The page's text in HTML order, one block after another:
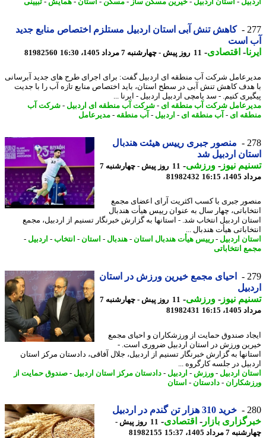
-استان اردبیل -خیرین مسکن ساز -مسکن-استان-همایش-تبیینی
کاهش تنش آبی استان اردبیل مستلزم اختصاص منابع جدید
است
-اقتصادی-11 روز پیش - چهارشنبه 7 مرداد 1405، 16:30 81982560
شرکت آب منطقه ای اردبیل گفت: برای اجرای طرح های جدید آبرسانی
کاهش تنش آبی در سطح استان، باید اختصاص منابع تازه آب را با جدیت
کنیم. - سد یامچی اردبیل اردبیل - ایرنا ...
شرکت آب منطقه ای- شرکت آب منطقه ای اردبیل -شرکت آب
ای- آب منطقه ای- اردبیل -آب منطقه-مدیرعامل
منصور جبری رییس هیئت هندبال
اردبیل شد
نیوز-ورزشی-
11 روز پیش - چهارشنبه 7
16:15
81982432
جبری با کسب اکثریت آرای اعضای مجمع
چهار سال به عنوان رییس هیأت هندبال
اردبیل انتخاب شد. - استانها به گزارش خبرنگار تسنیم از اردبیل، مجمع
هیأت هندبال ...
اردبیل -رییس هیأت هندبال استان-هندبال-استان-انتخاب-اردبیل -
انتخاباتی
احیای مجمع خیرین ورزش در استان
نیوز-ورزشی-
11 روز پیش - چهارشنبه 7
16:15
81982431
صندوق حمایت از ورزشکاران و احیای مجمع
ورزش در استان اردبیل ضروری است. -
به گزارش خبرنگار تسنیم از اردبیل، جلال آفاقی، دادستان مرکز استان
در جلسه کارگروه ...
اردبیل -ورزش -اردبیل -دادستان مرکز استان اردبیل -صندوق حمایت از
- دادستان-استان
خرید 310 هزار تن گندم در اردبیل
بازار- اقتصادی-
11 روز پیش -
مرداد 1405، 15:37
81982155